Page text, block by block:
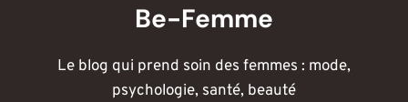
Be-Femme
Le blog qui prend soin des femmes : mode,
psychologie, santé, beauté